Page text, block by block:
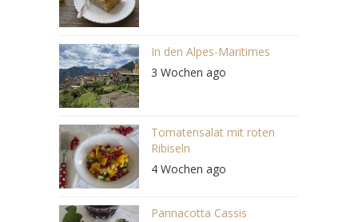
In den Alpes-Maritimes
3 Wochen ago
Tomatensalat mit roten
Ribiseln
4 Wochen ago
Pannacotta Cassis